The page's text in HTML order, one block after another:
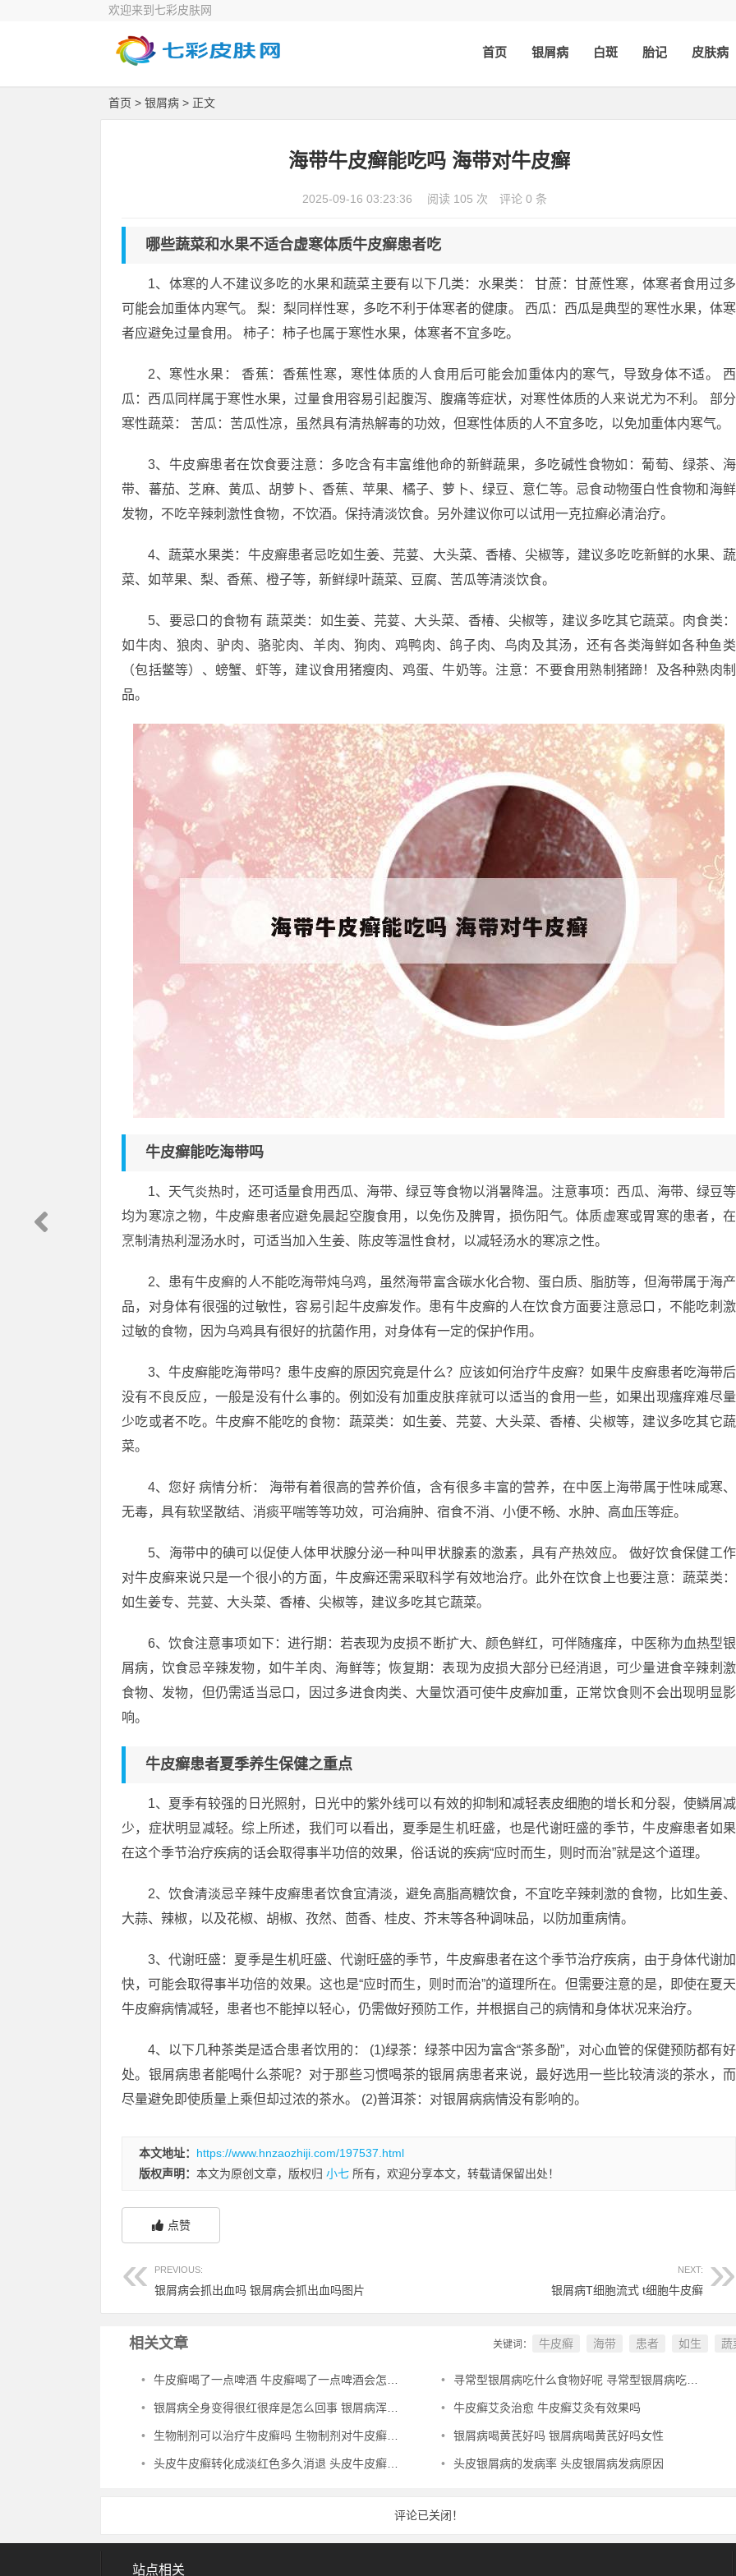
欢迎来到七彩皮肤网
首页 银屑病 白斑 胎记 皮肤病
首页 > 银屑病 > 正文
海带牛皮癣能吃吗 海带对牛皮癣
2025-09-16 03:23:36 阅读 105 次 评论 0 条
哪些蔬菜和水果不适合虚寒体质牛皮癣患者吃
1、体寒的人不建议多吃的水果和蔬菜主要有以下几类：水果类： 甘蔗：甘蔗性寒，体寒者食用过多
可能会加重体内寒气。 梨：梨同样性寒，多吃不利于体寒者的健康。 西瓜：西瓜是典型的寒性水果，体寒
者应避免过量食用。 柿子：柿子也属于寒性水果，体寒者不宜多吃。
2、寒性水果： 香蕉：香蕉性寒，寒性体质的人食用后可能会加重体内的寒气，导致身体不适。 西
瓜：西瓜同样属于寒性水果，过量食用容易引起腹泻、腹痛等症状，对寒性体质的人来说尤为不利。 部分
寒性蔬菜： 苦瓜：苦瓜性凉，虽然具有清热解毒的功效，但寒性体质的人不宜多吃，以免加重体内寒气。
3、牛皮癣患者在饮食要注意：多吃含有丰富维他命的新鲜蔬果，多吃碱性食物如：葡萄、绿茶、海
带、蕃茄、芝麻、黄瓜、胡萝卜、香蕉、苹果、橘子、萝卜、绿豆、意仁等。忌食动物蛋白性食物和海鲜
发物，不吃辛辣刺激性食物，不饮酒。保持清淡饮食。另外建议你可以试用一克拉癣必清治疗。
4、蔬菜水果类：牛皮癣患者忌吃如生姜、芫荽、大头菜、香椿、尖椒等，建议多吃吃新鲜的水果、蔬
菜、如苹果、梨、香蕉、橙子等，新鲜绿叶蔬菜、豆腐、苦瓜等清淡饮食。
5、要忌口的食物有 蔬菜类：如生姜、芫荽、大头菜、香椿、尖椒等，建议多吃其它蔬菜。肉食类：
如牛肉、狼肉、驴肉、骆驼肉、羊肉、狗肉、鸡鸭肉、鸽子肉、鸟肉及其汤，还有各类海鲜如各种鱼类
（包括鳖等）、螃蟹、虾等，建议食用猪瘦肉、鸡蛋、牛奶等。注意：不要食用熟制猪蹄！及各种熟肉制
品。
牛皮癣能吃海带吗
1、天气炎热时，还可适量食用西瓜、海带、绿豆等食物以消暑降温。注意事项：西瓜、海带、绿豆等
均为寒凉之物，牛皮癣患者应避免晨起空腹食用，以免伤及脾胃，损伤阳气。体质虚寒或胃寒的患者，在
烹制清热利湿汤水时，可适当加入生姜、陈皮等温性食材，以减轻汤水的寒凉之性。
2、患有牛皮癣的人不能吃海带炖乌鸡，虽然海带富含碳水化合物、蛋白质、脂肪等，但海带属于海产
品，对身体有很强的过敏性，容易引起牛皮癣发作。患有牛皮癣的人在饮食方面要注意忌口，不能吃刺激
过敏的食物，因为乌鸡具有很好的抗菌作用，对身体有一定的保护作用。
3、牛皮癣能吃海带吗？患牛皮癣的原因究竟是什么？应该如何治疗牛皮癣？如果牛皮癣患者吃海带后
没有不良反应，一般是没有什么事的。例如没有加重皮肤痒就可以适当的食用一些，如果出现瘙痒难尽量
少吃或者不吃。牛皮癣不能吃的食物：蔬菜类：如生姜、芫荽、大头菜、香椿、尖椒等，建议多吃其它蔬
菜。
4、您好 病情分析： 海带有着很高的营养价值，含有很多丰富的营养，在中医上海带属于性味咸寒、
无毒，具有软坚散结、消痰平喘等等功效，可治痈肿、宿食不消、小便不畅、水肿、高血压等症。
5、海带中的碘可以促使人体甲状腺分泌一种叫甲状腺素的激素，具有产热效应。 做好饮食保健工作
对牛皮癣来说只是一个很小的方面，牛皮癣还需采取科学有效地治疗。此外在饮食上也要注意：蔬菜类：
如生姜专、芫荽、大头菜、香椿、尖椒等，建议多吃其它蔬菜。
6、饮食注意事项如下：进行期：若表现为皮损不断扩大、颜色鲜红，可伴随瘙痒，中医称为血热型银
屑病，饮食忌辛辣发物，如牛羊肉、海鲜等；恢复期：表现为皮损大部分已经消退，可少量进食辛辣刺激
食物、发物，但仍需适当忌口，因过多进食肉类、大量饮酒可使牛皮癣加重，正常饮食则不会出现明显影
响。
牛皮癣患者夏季养生保健之重点
1、夏季有较强的日光照射，日光中的紫外线可以有效的抑制和减轻表皮细胞的增长和分裂，使鳞屑减
少，症状明显减轻。综上所述，我们可以看出，夏季是生机旺盛，也是代谢旺盛的季节，牛皮癣患者如果
在这个季节治疗疾病的话会取得事半功倍的效果，俗话说的疾病“应时而生，则时而治”就是这个道理。
2、饮食清淡忌辛辣牛皮癣患者饮食宜清淡，避免高脂高糖饮食，不宜吃辛辣刺激的食物，比如生姜、
大蒜、辣椒，以及花椒、胡椒、孜然、茴香、桂皮、芥末等各种调味品，以防加重病情。
3、代谢旺盛：夏季是生机旺盛、代谢旺盛的季节，牛皮癣患者在这个季节治疗疾病，由于身体代谢加
快，可能会取得事半功倍的效果。这也是“应时而生，则时而治”的道理所在。但需要注意的是，即使在夏天
牛皮癣病情减轻，患者也不能掉以轻心，仍需做好预防工作，并根据自己的病情和身体状况来治疗。
4、以下几种茶类是适合患者饮用的： (1)绿茶：绿茶中因为富含“茶多酚”，对心血管的保健预防都有好
处。银屑病患者能喝什么茶呢？对于那些习惯喝茶的银屑病患者来说，最好选用一些比较清淡的茶水，而
尽量避免即使质量上乘但却过浓的茶水。 (2)普洱茶：对银屑病病情没有影响的。
本文地址： https://www.hnzaozhiji.com/197537.html
版权声明： 本文为原创文章，版权归 小七 所有，欢迎分享本文，转载请保留出处！
点赞
PREVIOUS:
银屑病会抓出血吗 银屑病会抓出血吗图片
NEXT:
银屑病T细胞流式 t细胞牛皮癣
相关文章 关键词： 牛皮癣 海带 患者 如生 蔬
• 牛皮癣喝了一点啤酒 牛皮癣喝了一点啤酒会怎么样 • 寻常型银屑病吃什么食物好呢 寻常型银屑病吃什么药效果好
• 银屑病全身变得很红很痒是怎么回事 银屑病浑身痒怎么办 • 牛皮癣艾灸治愈 牛皮癣艾灸有效果吗
• 生物制剂可以治疗牛皮癣吗 生物制剂对牛皮癣管用吗 • 银屑病喝黄芪好吗 银屑病喝黄芪好吗女性
• 头皮牛皮癣转化成淡红色多久消退 头皮牛皮癣会扩散吗 • 头皮银屑病的发病率 头皮银屑病发病原因
评论已关闭！
站点相关